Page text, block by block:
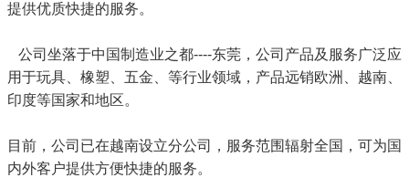
提供优质快捷的服务。
公司坐落于中国制造业之都----东莞，公司产品及服务广泛应
用于玩具、橡塑、五金、等行业领域，产品远销欧洲、越南、
印度等国家和地区。
目前，公司已在越南设立分公司，服务范围辐射全国，可为国
内外客户提供方便快捷的服务。